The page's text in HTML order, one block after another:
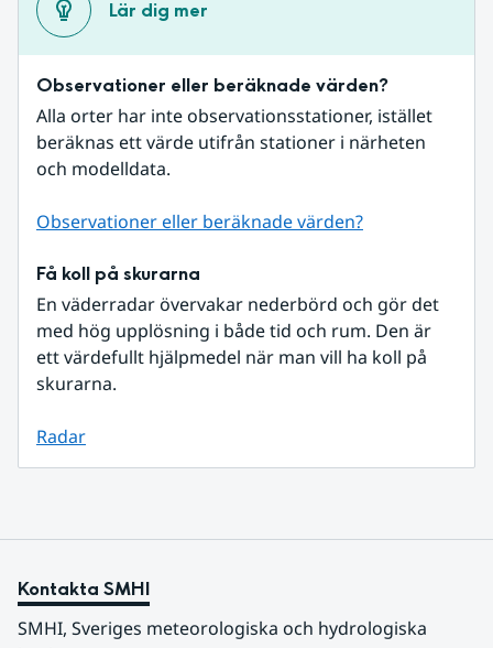
Lär dig mer
Observationer eller beräknade värden?
Alla orter har inte observationsstationer, istället
beräknas ett värde utifrån stationer i närheten
och modelldata.
Observationer eller beräknade värden?
Få koll på skurarna
En väderradar övervakar nederbörd och gör det
med hög upplösning i både tid och rum. Den är
ett värdefullt hjälpmedel när man vill ha koll på
skurarna.
Radar
Kontakta SMHI
SMHI, Sveriges meteorologiska och hydrologiska